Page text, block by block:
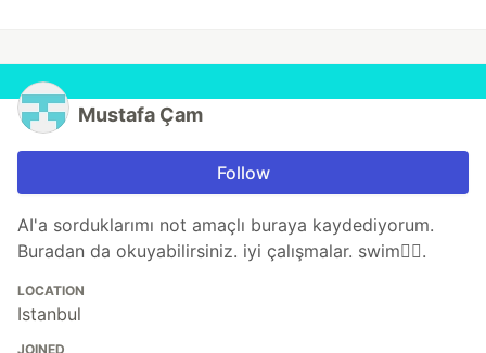
Mustafa Çam
Follow
AI'a sorduklarımı not amaçlı buraya kaydediyorum.
Buradan da okuyabilirsiniz. iyi çalışmalar. swim🏊‍♂️.
LOCATION
Istanbul
JOINED